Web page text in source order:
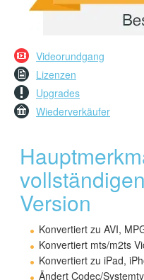
Videorundgang
Lizenzen
Upgrades
Wiederverkäufer
Version
Konvertiert zu AVI,
Konvertiert mts/m2ts
Konvertiert zu iPad,
Ändert Codec/